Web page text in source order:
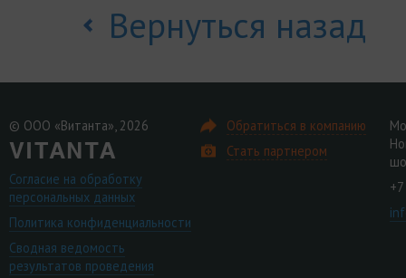
Вернуться назад
© ООО «Витанта», 2026
Согласие на обработку
персональных данных
Политика конфиденциальности
Сводная ведомость
результатов проведения
Обратиться в компанию
Стать партнером